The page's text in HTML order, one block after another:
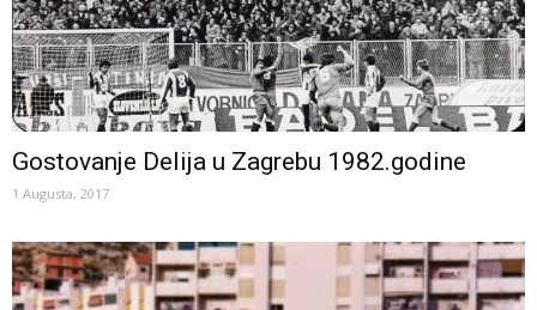
Gostovanje Delija u Zagrebu 1982.godine
1 Augusta, 2017